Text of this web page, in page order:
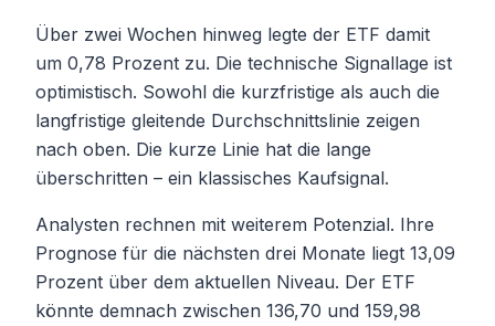
Über zwei Wochen hinweg legte der ETF damit
um 0,78 Prozent zu. Die technische Signallage ist
optimistisch. Sowohl die kurzfristige als auch die
langfristige gleitende Durchschnittslinie zeigen
nach oben. Die kurze Linie hat die lange
überschritten – ein klassisches Kaufsignal.
Analysten rechnen mit weiterem Potenzial. Ihre
Prognose für die nächsten drei Monate liegt 13,09
Prozent über dem aktuellen Niveau. Der ETF
könnte demnach zwischen 136,70 und 159,98